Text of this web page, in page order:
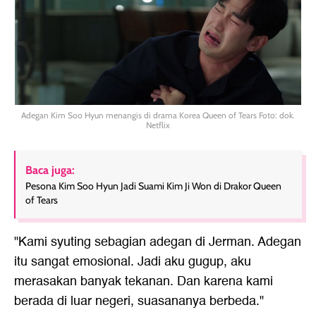
Adegan Kim Soo Hyun menangis di drama Korea Queen of Tears Foto: dok.
Netflix
Baca juga:
Pesona Kim Soo Hyun Jadi Suami Kim Ji Won di Drakor Queen
of Tears
"Kami syuting sebagian adegan di Jerman. Adegan
itu sangat emosional. Jadi aku gugup, aku
merasakan banyak tekanan. Dan karena kami
berada di luar negeri, suasananya berbeda."